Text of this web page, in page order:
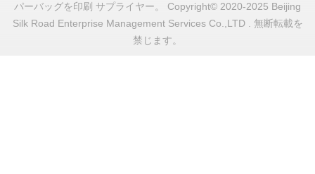
パーバッグを印刷 サプライヤー。 Copyright© 2020-2025 Beijing
Silk Road Enterprise Management Services Co.,LTD . 無断転載を
禁じます。